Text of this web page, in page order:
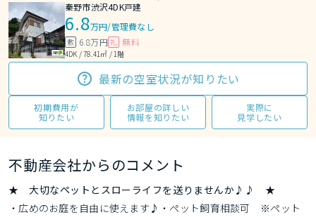
秦野市渋沢4DK戸建
6.8万円/管理費なし
敷 6.8万円 礼 無料
4DK / 78.41㎡ / 1階
最新の空室状況が知りたい
初期費用が
知りたい
お部屋の詳しい
情報を知りたい
実際に
見学したい
不動産会社からのコメント
★ 大切なペットとスローライフを送りませんか♪♪ ★
・広めのお庭を自由に使えます♪・ペット飼育相談可　※ペット